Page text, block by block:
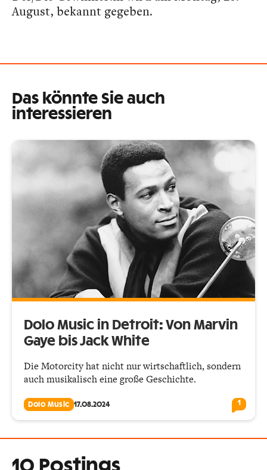
August, bekannt gegeben.
Das könnte Sie auch
interessieren
Dolo Music in Detroit: Von Marvin
Gaye bis Jack White
Die Motorcity hat nicht nur wirtschaftlich, sondern
auch musikalisch eine große Geschichte.
Dolo Music 17.08.2024 1